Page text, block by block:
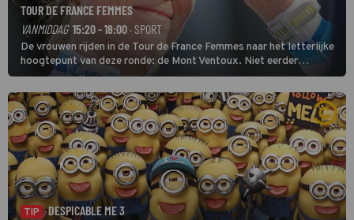
TOUR DE FRANCE FEMMES
VANMIDDAG 15:20 - 18:00 · SPORT
De vrouwen rijden in de Tour de France Femmes naar het letterlijke
hoogtepunt van deze ronde: de Mont Ventoux. Niet eerder
finishten de vrouwen voor deze koers op deze kale col uit de
buitencategorie. De aanloop naar de slotklim is vlak.
TIP
DESPICABLE ME 3